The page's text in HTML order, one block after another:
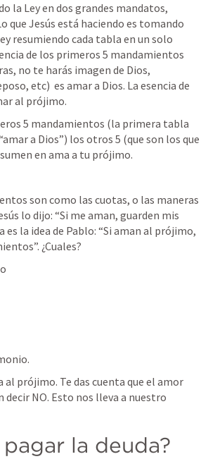
la Ley en dos grandes mandatos,
que Jesús está haciendo es tomando
resumiendo cada tabla en un solo
de los primeros 5 mandamientos
no te harás imagen de Dios,
etc)  es amar a Dios. La esencia de
al prójimo.
5 mandamientos (la primera tabla
a Dios”) los otros 5 (que son los que
en ama a tu prójimo.
son como las cuotas, o las maneras
lo dijo: “Si me aman, guarden mis
es la idea de Pablo: “Si aman al prójimo,
¿Cuales?
al prójimo. Te das cuenta que el amor
decir NO. Esto nos lleva a nuestro
la deuda?